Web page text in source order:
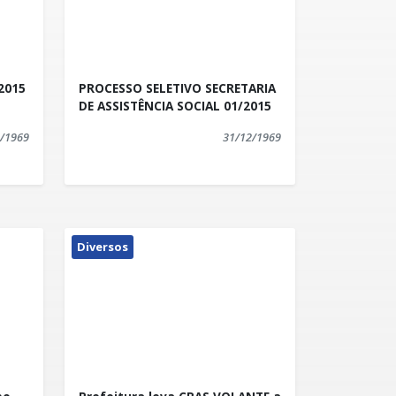
1969
PROCESSO SELETIVO SECRETARIA
DE ASSISTÊNCIA SOCIAL 01/2015
31/12/1969
Diversos